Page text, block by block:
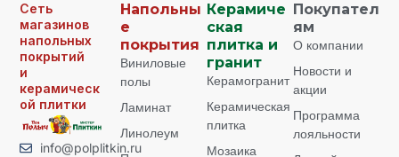
Сеть
магазинов
напольных
покрытий
и
керамическ
ой плитки
info@polplitkin.ru
Напольны
е
покрытия
Виниловые
полы
Ламинат
Линолеум
Керамиче
ская
плитка и
гранит
Керамогранит
Керамическая
плитка
Мозаика
Покупател
ям
О компании
Новости и
акции
Программа
лояльности